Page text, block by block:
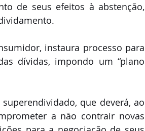
de seus efeitos à abstenção,
instaura processo para
dívidas, impondo um “plano
que deverá, ao
a não contrair novas